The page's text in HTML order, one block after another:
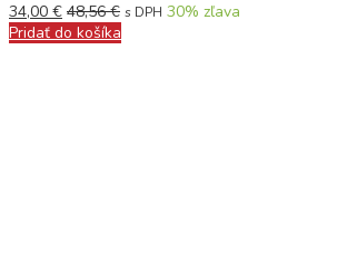
34,00 € 48,56€ s DPH 30% zľava
Pridať do košíka